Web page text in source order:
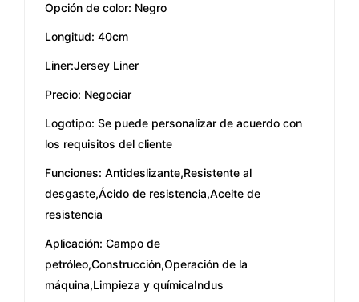
Opción de color: Negro
Longitud: 40cm
Liner:Jersey Liner
Precio: Negociar
Logotipo: Se puede personalizar de acuerdo con
los requisitos del cliente
Funciones: Antideslizante,Resistente al
desgaste,Ácido de resistencia,Aceite de
resistencia
Aplicación: Campo de
petróleo,Construcción,Operación de la
máquina,Limpieza y químicaIndus